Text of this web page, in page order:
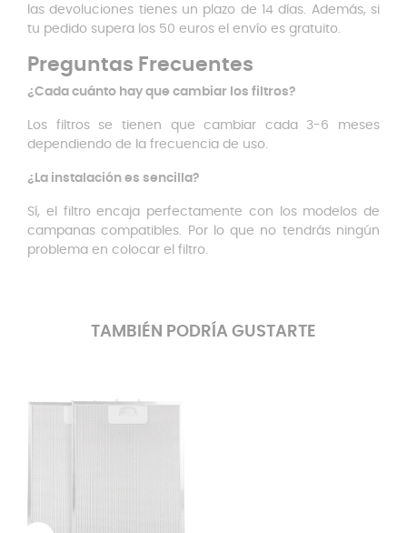
las devoluciones tienes un plazo de 14 días. Además, si
tu pedido supera los 50 euros el envío es gratuito.
Preguntas Frecuentes
¿Cada cuánto hay que cambiar los filtros?
Los filtros se tienen que cambiar cada 3-6 meses
dependiendo de la frecuencia de uso.
¿La instalación es sencilla?
Sí, el filtro encaja perfectamente con los modelos de
campanas compatibles. Por lo que no tendrás ningún
problema en colocar el filtro.
TAMBIÉN PODRÍA GUSTARTE